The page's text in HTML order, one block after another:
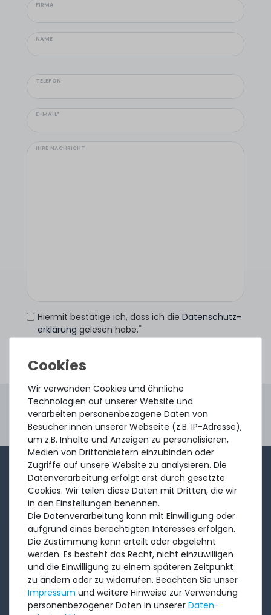
FIRMA
NAME
TELEFON
E-MAIL*
IHRE NACHRICHT
Hiermit bestätige ich, dass ich die Daten­schutz­
erklärung gelesen habe.*
4.96 /5.00aus8.500Bewertungen
Gebraucht. Geprüft. Geliefert.
1-2x im Monat sendet André aus dem Vertriebsteam
eine kurze, knackige Mail mit Angeboten, neu
eingetroffenen Produkten und Informationen, die Sie
interessieren könnten. Probieren Sie's!
Abonnieren
Ich möchte Ihren Newsletter erhalten und akzeptiere
dieDatenschutzerklärung.
Wir verwenden Cookies und ähnliche
Technologien auf unserer Website und
verarbeiten personenbezogene Daten von
Besucher:innen unserer Webseite (z.B. IP-Adresse),
um z.B. Inhalte und Anzeigen zu personalisieren,
Medien von Drittanbietern einzubinden oder
Zugriffe auf unsere Website zu analysieren. Die
Datenverarbeitung erfolgt erst durch gesetzte
Cookies. Wir teilen diese Daten mit Dritten, die wir
in den Einstellungen benennen.
Die Datenverarbeitung kann mit Einwilligung oder
aufgrund eines berechtigten Interesses erfolgen.
Die Zustimmung kann erteilt oder abgelehnt
werden. Es besteht das Recht, nicht einzuwilligen
und die Einwilligung zu einem späteren Zeitpunkt
zu ändern oder zu widerrufen. Beachten Sie unser
Impressum und weitere Hinweise zur Verwendung
personenbezogener Daten in unserer Daten­